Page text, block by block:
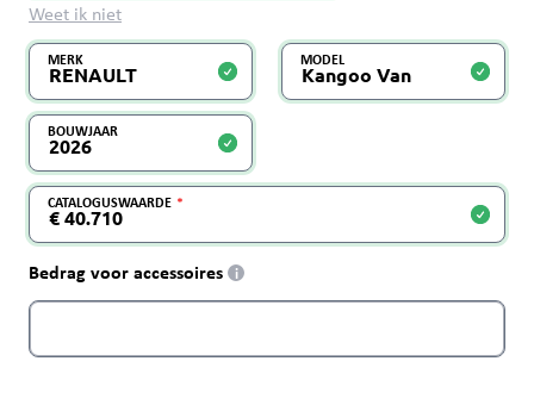
Weet ik niet
MERK MODEL
BOUWJAAR
CATALOGUSWAARDE
Bedrag voor accessoires i